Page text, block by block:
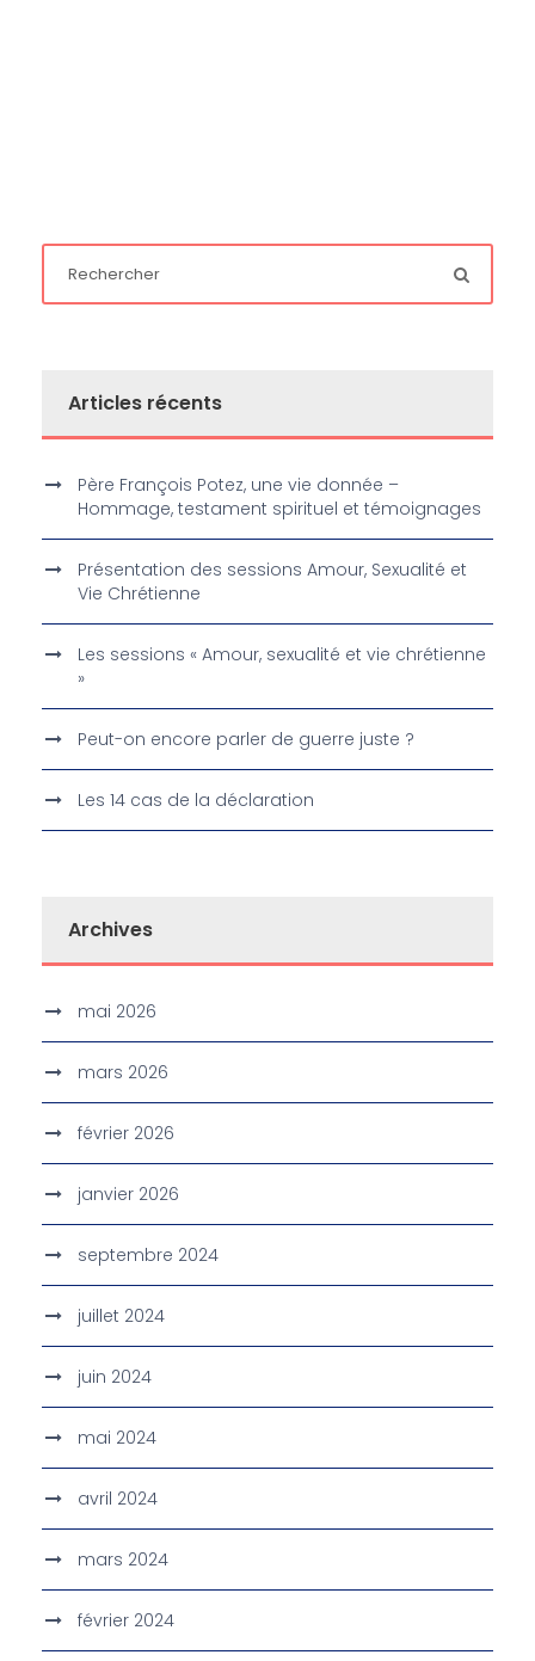
Articles récents
Père François Potez, une vie donnée –
Hommage, testament spirituel et témoignages
Présentation des sessions Amour, Sexualité et
Vie Chrétienne
Les sessions « Amour, sexualité et vie chrétienne
»
Peut-on encore parler de guerre juste ?
Les 14 cas de la déclaration
Archives
mai 2026
mars 2026
février 2026
janvier 2026
septembre 2024
juillet 2024
juin 2024
mai 2024
avril 2024
mars 2024
février 2024